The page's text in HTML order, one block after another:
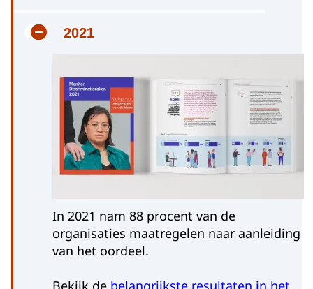
2021
In 2021 nam 88 procent van de
organisaties maatregelen naar aanleiding
van het oordeel.